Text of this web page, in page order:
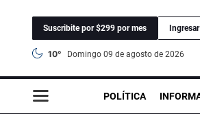
Suscribite por $299 por mes Ingresar
10° domingo 09 de agosto de 2026
POLÍTICA